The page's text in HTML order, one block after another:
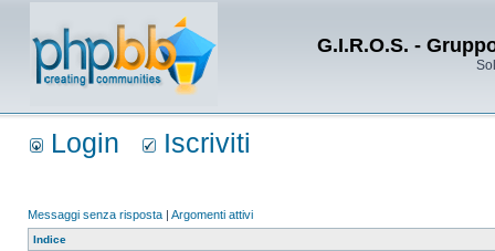
G.I.R.O.S. -
Login Iscriviti
Messaggi senza risposta | Argomenti attivi
Indice